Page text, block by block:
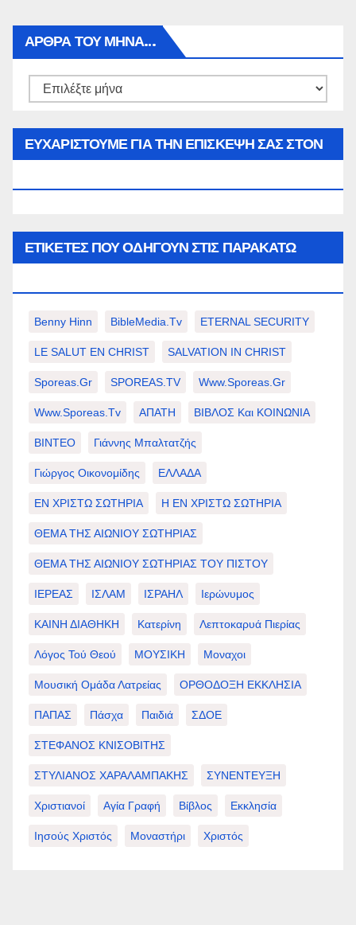
ΑΡΘΡΑ ΤΟΥ ΜΉΝΑ…
Αρθρα
ΕΥΧΑΡΙΣΤΟΥΜΕ ΓΙΑ ΤΗΝ ΕΠΙΣΚΕΨΗ ΣΑΣ ΣΤΟΝ
ΕΤΙΚΈΤΕΣ ΠΟΥ ΟΔΗΓΟΎΝ ΣΤΙΣ ΠΑΡΑΚΆΤΩ
Benny Hinn BibleMedia.tv ETERNAL SECURITY
LE SALUT EN CHRIST SALVATION IN CHRIST
Sporeas.gr SPOREAS.TV Www.sporeas.gr
Www.sporeas.tv ΑΠΑΤΗ ΒΙΒΛΟΣ Και ΚΟΙΝΩΝΙΑ
ΒΙΝΤΕΟ Γιάννης Μπαλτατζής
Γιώργος Οικονομίδης ΕΛΛΑΔΑ
ΕΝ ΧΡΙΣΤΩ ΣΩΤΗΡΙΑ Η ΕΝ ΧΡΙΣΤΩ ΣΩΤΗΡΙΑ
ΘΕΜΑ ΤΗΣ ΑΙΩΝΙΟΥ ΣΩΤΗΡΙΑΣ
ΘΕΜΑ ΤΗΣ ΑΙΩΝΙΟΥ ΣΩΤΗΡΙΑΣ ΤΟΥ ΠΙΣΤΟΥ
ΙΕΡΕΑΣ ΙΣΛΑΜ ΙΣΡΑΗΛ Ιερώνυμος
ΚΑΙΝΗ ΔΙΑΘΗΚΗ Κατερίνη Λεπτοκαρυά Πιερίας
Λόγος Τού Θεού ΜΟΥΣΙΚΗ Μοναχοι
Μουσική Ομάδα Λατρείας ΟΡΘΟΔΟΞΗ ΕΚΚΛΗΣΙΑ
ΠΑΠΑΣ Πάσχα Παιδιά ΣΔΟΕ
ΣΤΕΦΑΝΟΣ ΚΝΙΣΟΒΙΤΗΣ
ΣΤΥΛΙΑΝΟΣ ΧΑΡΑΛΑΜΠΑΚΗΣ ΣΥΝΕΝΤΕΥΞΗ
Χριστιανοί Αγία Γραφή Βίβλος Εκκλησία
Ιησούς Χριστός Μοναστήρι Χριστός